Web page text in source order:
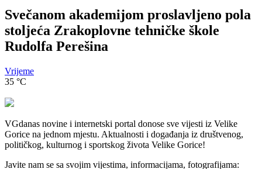
Svečanom akademijom proslavljeno pola
stoljeća Zrakoplovne tehničke škole
Rudolfa Perešina
Vrijeme
35 °C
VGdanas novine i internetski portal donose sve vijesti iz Velike
Gorice na jednom mjestu. Aktualnosti i događanja iz društvenog,
političkog, kulturnog i sportskog života Velike Gorice!
Javite nam se sa svojim vijestima, informacijama, fotografijama: